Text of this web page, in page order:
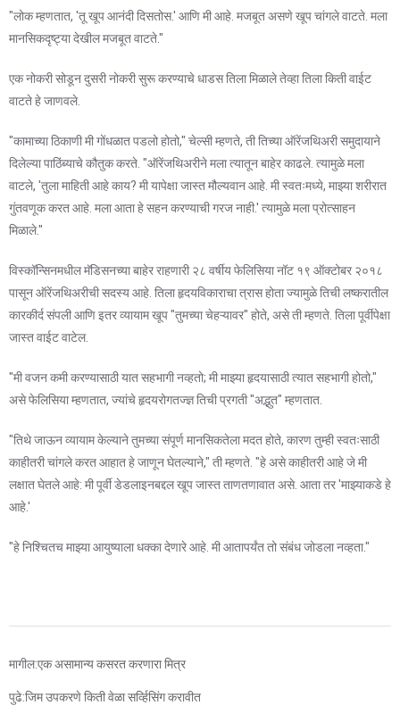
"लोक म्हणतात, 'तू खूप आनंदी दिसतोस.' आणि मी आहे. मजबूत असणे खूप चांगले वाटते. मला
मानसिकदृष्ट्या देखील मजबूत वाटते."
एक नोकरी सोडून दुसरी नोकरी सुरू करण्याचे धाडस तिला मिळाले तेव्हा तिला किती वाईट
वाटते हे जाणवले.
"कामाच्या ठिकाणी मी गोंधळात पडलो होतो," चेल्सी म्हणते, ती तिच्या ऑरेंजथिअरी समुदायाने
दिलेल्या पाठिंब्याचे कौतुक करते. "ऑरेंजथिअरीने मला त्यातून बाहेर काढले. त्यामुळे मला
वाटले, 'तुला माहिती आहे काय? मी यापेक्षा जास्त मौल्यवान आहे. मी स्वतःमध्ये, माझ्या शरीरात
गुंतवणूक करत आहे. मला आता हे सहन करण्याची गरज नाही.' त्यामुळे मला प्रोत्साहन
मिळाले."
विस्कॉन्सिनमधील मॅडिसनच्या बाहेर राहणारी २८ वर्षीय फेलिसिया नॉट १९ ऑक्टोबर २०१८
पासून ऑरेंजथिअरीची सदस्य आहे. तिला हृदयविकाराचा त्रास होता ज्यामुळे तिची लष्करातील
कारकीर्द संपली आणि इतर व्यायाम खूप "तुमच्या चेहऱ्यावर" होते, असे ती म्हणते. तिला पूर्वीपेक्षा
जास्त वाईट वाटेल.
"मी वजन कमी करण्यासाठी यात सहभागी नव्हतो; मी माझ्या हृदयासाठी त्यात सहभागी होतो,"
असे फेलिसिया म्हणतात, ज्यांचे हृदयरोगतज्ज्ञ तिची प्रगती "अद्भुत" म्हणतात.
"तिथे जाऊन व्यायाम केल्याने तुमच्या संपूर्ण मानसिकतेला मदत होते, कारण तुम्ही स्वतःसाठी
काहीतरी चांगले करत आहात हे जाणून घेतल्याने," ती म्हणते. "हे असे काहीतरी आहे जे मी
लक्षात घेतले आहे: मी पूर्वी डेडलाइनबद्दल खूप जास्त ताणतणावात असे. आता तर 'माझ्याकडे हे
आहे.'
"हे निश्चितच माझ्या आयुष्याला धक्का देणारे आहे. मी आतापर्यंत तो संबंध जोडला नव्हता."
मागील:एक असामान्य कसरत करणारा मित्र
पुढे:जिम उपकरणे किती वेळा सर्व्हिसिंग करावीत